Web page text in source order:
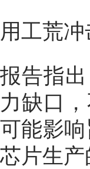
用工荒
报告指
力缺口
可能影
芯片生产